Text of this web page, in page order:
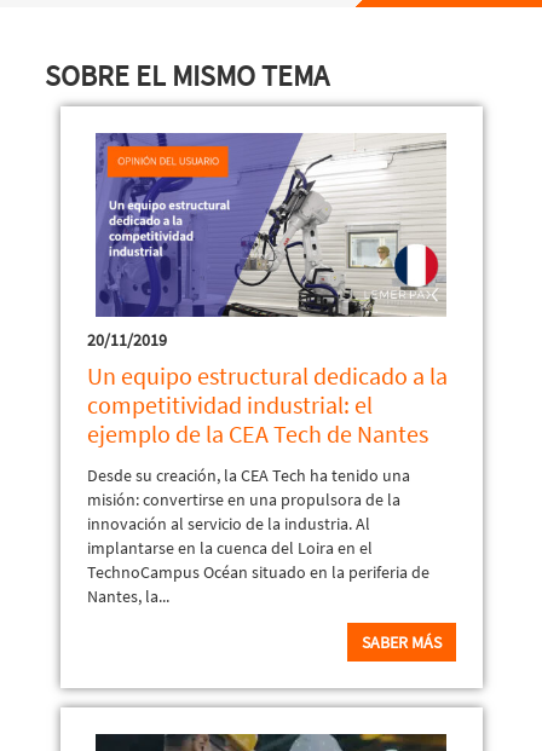
SOBRE EL MISMO TEMA
20/11/2019
Un equipo estructural dedicado a la
competitividad industrial: el
ejemplo de la CEA Tech de Nantes
Desde su creación, la CEA Tech ha tenido una
misión: convertirse en una propulsora de la
innovación al servicio de la industria. Al
implantarse en la cuenca del Loira en el
TechnoCampus Océan situado en la periferia de
Nantes, la...
SABER MÁS